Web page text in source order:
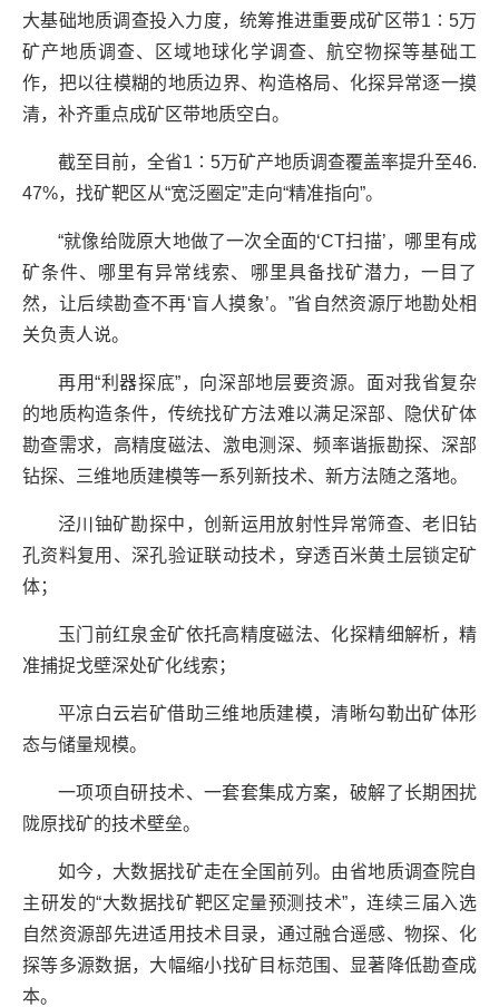
大基础地质调查投入力度，统筹推进重要成矿区带1∶5万
矿产地质调查、区域地球化学调查、航空物探等基础工
作，把以往模糊的地质边界、构造格局、化探异常逐一摸
清，补齐重点成矿区带地质空白。
截至目前，全省1∶5万矿产地质调查覆盖率提升至46.
47%，找矿靶区从“宽泛圈定”走向“精准指向”。
“就像给陇原大地做了一次全面的‘CT扫描’，哪里有成
矿条件、哪里有异常线索、哪里具备找矿潜力，一目了
然，让后续勘查不再‘盲人摸象’。”省自然资源厅地勘处相
关负责人说。
再用“利器探底”，向深部地层要资源。面对我省复杂
的地质构造条件，传统找矿方法难以满足深部、隐伏矿体
勘查需求，高精度磁法、激电测深、频率谐振勘探、深部
钻探、三维地质建模等一系列新技术、新方法随之落地。
泾川铀矿勘探中，创新运用放射性异常筛查、老旧钻
孔资料复用、深孔验证联动技术，穿透百米黄土层锁定矿
体；
玉门前红泉金矿依托高精度磁法、化探精细解析，精
准捕捉戈壁深处矿化线索；
平凉白云岩矿借助三维地质建模，清晰勾勒出矿体形
态与储量规模。
一项项自研技术、一套套集成方案，破解了长期困扰
陇原找矿的技术壁垒。
如今，大数据找矿走在全国前列。由省地质调查院自
主研发的“大数据找矿靶区定量预测技术”，连续三届入选
自然资源部先进适用技术目录，通过融合遥感、物探、化
探等多源数据，大幅缩小找矿目标范围、显著降低勘查成
本。